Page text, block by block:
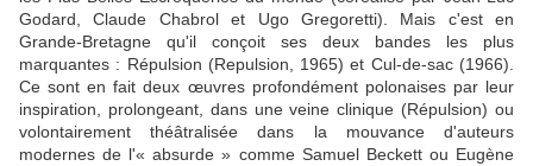
Godard, Claude Chabrol et Ugo Gregoretti). Mais c'est en
Grande-Bretagne qu'il conçoit ses deux bandes les plus
marquantes : Répulsion (Repulsion, 1965) et Cul-de-sac (1966).
Ce sont en fait deux œuvres profondément polonaises par leur
inspiration, prolongeant, dans une veine clinique (Répulsion) ou
volontairement théâtralisée dans la mouvance d'auteurs
modernes de l'« absurde » comme Samuel Beckett ou Eugène